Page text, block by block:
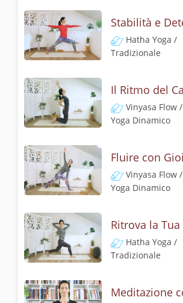
Hatha Yoga /
Tradizionale
Vinyasa Flow /
Yoga Dinamico
Vinyasa Flow /
Yoga Dinamico
Hatha Yoga /
Tradizionale